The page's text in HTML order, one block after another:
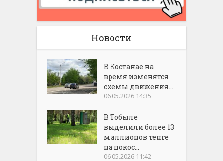
Новости
В Костанае на
время изменятся
схемы движения...
06.05.2026 14:35
В Тобыле
выделили более 13
миллионов тенге
на покос...
06.05.2026 11:42